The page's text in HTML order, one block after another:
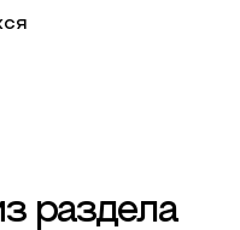
раздела